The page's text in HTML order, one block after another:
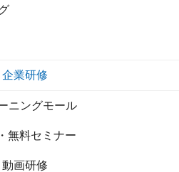
企業研修
ニングモール
無料セミナー
動画研修